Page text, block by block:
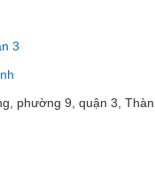
3
phường 9, quận 3,